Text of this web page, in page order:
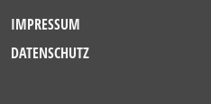
IMPRESSUM
DATENSCHUTZ